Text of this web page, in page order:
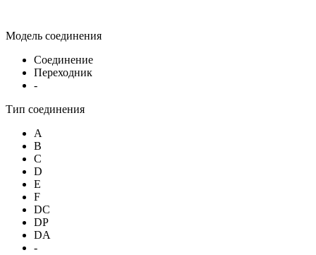
Модель соединения
Соединение
Переходник
-
Тип соединения
A
B
C
D
E
F
DC
DP
DA
-